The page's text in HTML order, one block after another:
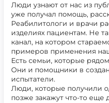
Люди узнают от нас из
уже получал помощь,
Реабилитологи и врачи
изделиях пациентам. Не
канал, на котором
примеров применения
Есть семьи, которые
Они и помощники в
испытатели.
Люди, которые получили
позже закажут что-то еще